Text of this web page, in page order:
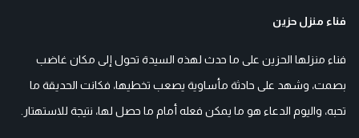
فناء منزل حزين
فناء منزلها الحزين على ما حدث لهذه السيدة تحول إلى مكان غاضب
بصمت، وشهد على حادثة مأساوية يصعب تخطيها، فكانت الحديقة ما
تحبه، واليوم الدعاء هو ما يمكن فعله أمام ما حصل لها، نتيجة للاستهتار.